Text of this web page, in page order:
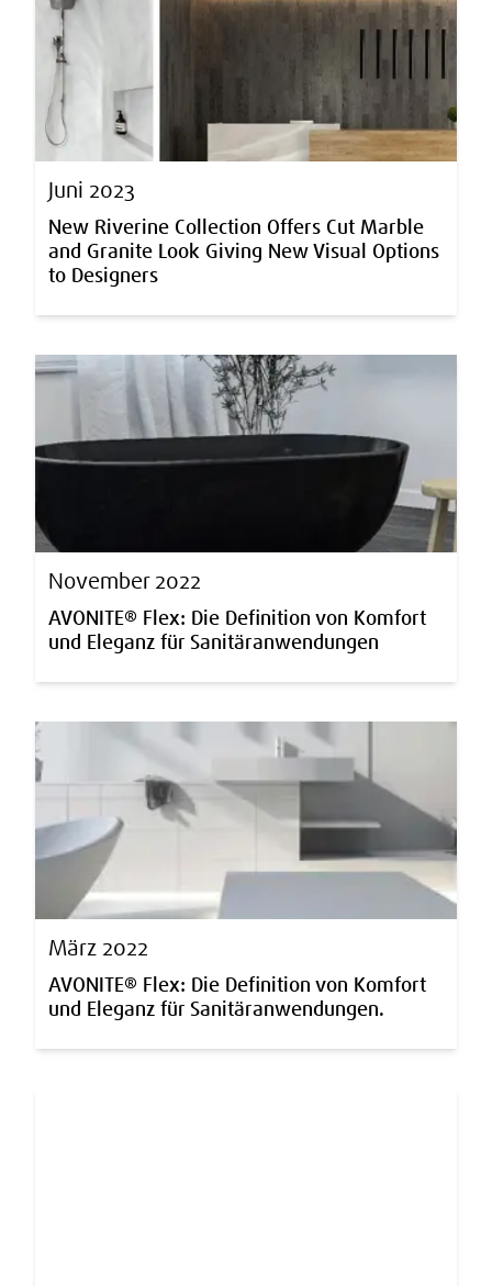
Juni 2023
New Riverine Collection Offers Cut Marble
and Granite Look Giving New Visual Options
to Designers
November 2022
AVONITE® Flex: Die Definition von Komfort
und Eleganz für Sanitäranwendungen
März 2022
AVONITE® Flex: Die Definition von Komfort
und Eleganz für Sanitäranwendungen.